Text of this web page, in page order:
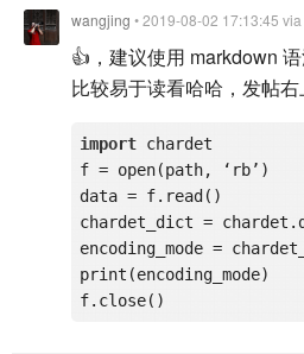
wangjing • 2019-08-02 17:13:45
👍，建议使用 markdown
比较易于读看哈哈，发帖
import chardet
f = open(path, ‘rb’)
data = f.read()
chardet_dict =
encoding_mode =
print(encoding_mode)